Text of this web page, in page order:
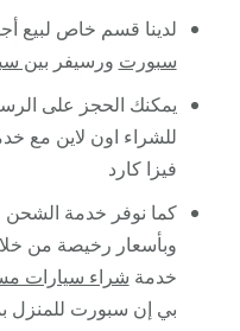
لدينا قسم خاص لبيع
سبورت ورسيفر بين
يمكنك الحجز على
للشراء اون لاين مع
فيزا كارد
كما نوفر خدمة الشحن
وبأسعار رخيصة من
خدمة شراء سيارات
بي إن سبورت للمنزل